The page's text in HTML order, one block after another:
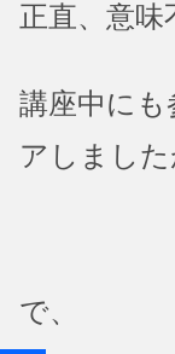
正直、意味
講座中に
アしました
で、